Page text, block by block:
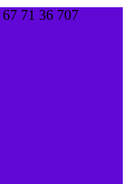
71 36 707